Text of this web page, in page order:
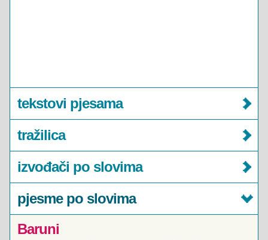
tekstovi pjesama
tražilica
izvođači po slovima
pjesme po slovima
Baruni